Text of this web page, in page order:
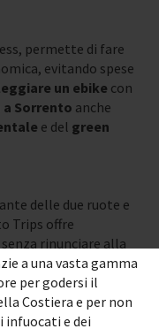
permette di fare
evitando spese
un ebike con
a Sorrento anche
e del green
delle due ruote e
Trips offre
rinunciare alla
a una vasta gamma
per godersi il
Costiera e per non
infuocati e dei